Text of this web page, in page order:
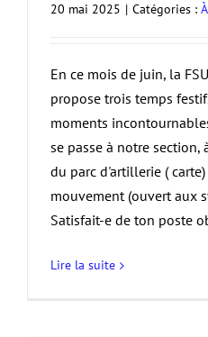
20 mai 2025 | Catégories :
En ce mois de juin, la
propose trois temps
moments
se passe à notre section,
du parc d'artillerie (
mouvement (ouvert aux
Satisfait-e de ton poste
Lire la suite